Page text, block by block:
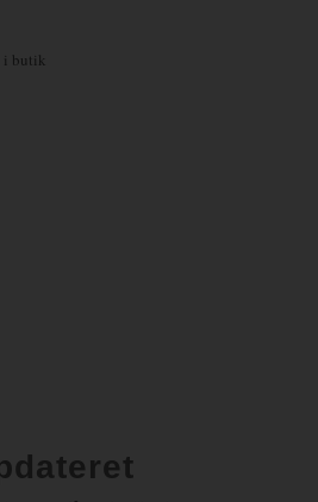
i butik